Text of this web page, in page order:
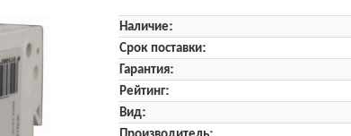
Наличие:
Срок поставки:
Гарантия:
Рейтинг:
Вид: